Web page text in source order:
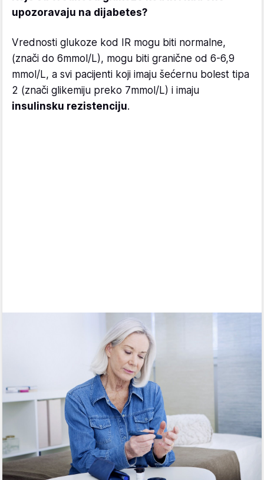
upozoravaju na dijabetes?
Vrednosti glukoze kod IR mogu biti normalne,
(znači do 6mmol/L), mogu biti granične od 6-6,9
mmol/L, a svi pacijenti koji imaju šećernu bolest tipa
2 (znači glikemiju preko 7mmol/L) i imaju
insulinsku rezistenciju.